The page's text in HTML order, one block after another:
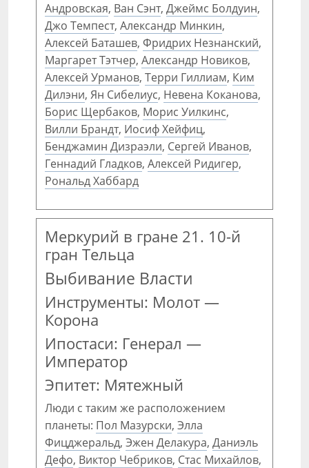
Андровская, Ван Сэнт, Джеймс Болдуин,
Джо Темпест, Александр Минкин,
Алексей Баташев, Фридрих Незнанский,
Маргарет Тэтчер, Александр Новиков,
Алексей Урманов, Терри Гиллиам, Ким
Дилэни, Ян Сибелиус, Невена Коканова,
Борис Щербаков, Морис Уилкинс,
Вилли Брандт, Иосиф Хейфиц,
Бенджамин Дизраэли, Сергей Иванов,
Геннадий Гладков, Алексей Ридигер,
Рональд Хаббард
Меркурий в гране 21. 10-й
гран Тельца
Выбивание Власти
Инструменты: Молот —
Корона
Ипостаси: Генерал —
Император
Эпитет: Мятежный
Люди с таким же расположением
планеты: Пол Мазурски, Элла
Фицджеральд, Эжен Делакура, Даниэль
Дефо, Виктор Чебриков, Стас Михайлов,